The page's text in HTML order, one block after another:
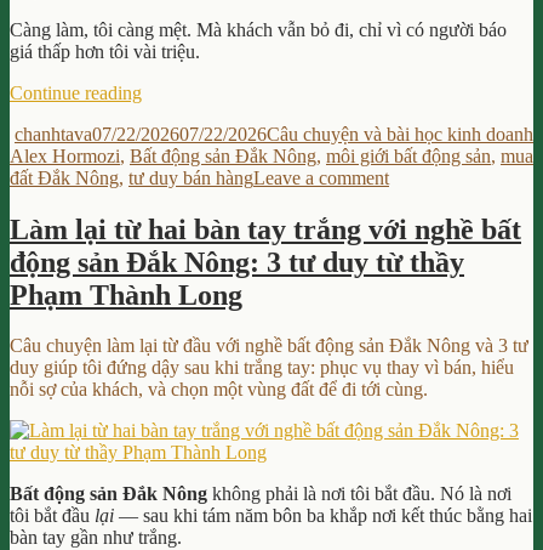
Càng làm, tôi càng mệt. Mà khách vẫn bỏ đi, chỉ vì có người báo
giá thấp hơn tôi vài triệu.
Continue reading“Tại
tôi
thôi
giành
bằng
giá
rẻ
khi
bán
Đắk
Nông:
3
bài
học
từ
Alex
Hormozi”
Author
chanhtavaPosted
on
07/22/202607/22/2026Categories
Câu chuyện và bài học kinh doanh
Alex Hormozi, Bất động sản Đắk Nông, môi giới bất động sản, mua
đất Đắk Nông, tư duy bán hàngLeave a commenton
sao
tôi
thôi
giá
rẻ
khi
đất
Nông:
3
bài
Làm lại từ hai bàn tay trắng với nghề bất
động sản Đắk Nông: 3 tư duy từ thầy
Phạm Thành Long
Câu chuyện làm lại từ đầu với nghề bất động sản Đắk Nông và 3 tư
duy giúp tôi đứng dậy sau khi trắng tay: phục vụ thay vì bán, hiểu
nỗi sợ của khách, và chọn một vùng đất để đi tới cùng.
Bất động sản Đắk Nông không phải là nơi tôi bắt đầu. Nó là nơi
tôi bắt đầu lại — sau khi tám năm bôn ba khắp nơi kết thúc bằng hai
bàn tay gần như trắng.